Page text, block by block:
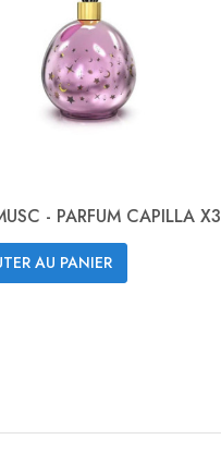
 Aperçu rapide
- PARFUM CAPILLA X3
AU PANIER